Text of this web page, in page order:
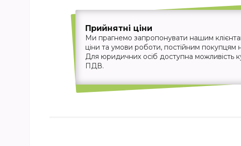
Прийнятні ціни
Ми прагнемо запропонувати нашим
ціни та умови роботи, постійним покупцям
Для юридичних осіб доступна можливість
ПДВ.